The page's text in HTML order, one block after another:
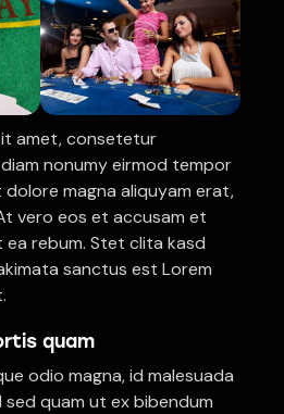
amet, consetetur
nonumy eirmod tempor
magna aliquyam erat,
vero eos et accusam et
rebum. Stet clita kasd
sanctus est Lorem
quam
odio magna, id malesuada
quam ut ex bibendum